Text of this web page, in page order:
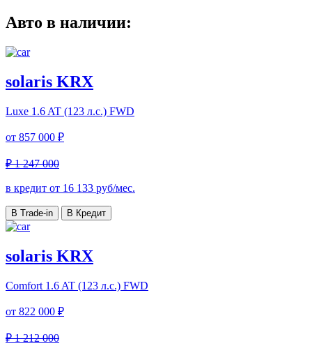
Авто в наличии:
solaris KRX
Luxe 1.6 AT (123 л.с.) FWD
от 857 000 ₽
₽ 1 247 000
в кредит от 16 133 руб/мес.
В Trade-in В Кредит
solaris KRX
Comfort 1.6 AT (123 л.с.) FWD
от 822 000 ₽
₽ 1 212 000